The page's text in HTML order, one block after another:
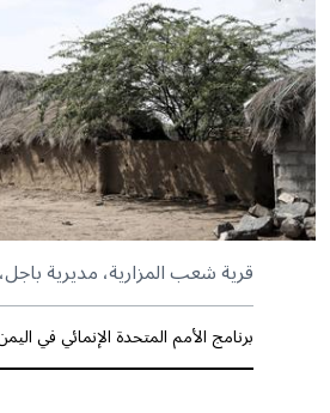
قرية شعب المزارية، مديرية
برنامج الأمم المتحدة الإنمائي في اليمن /